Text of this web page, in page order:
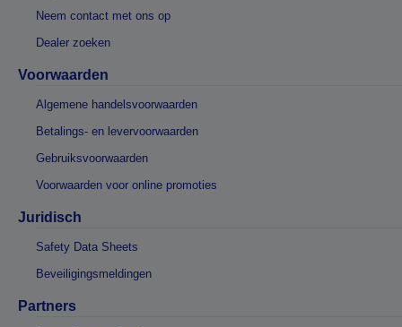
Neem contact met ons op
Dealer zoeken
Voorwaarden
Algemene handelsvoorwaarden
Betalings- en levervoorwaarden
Gebruiksvoorwaarden
Voorwaarden voor online promoties
Juridisch
Safety Data Sheets
Beveiligingsmeldingen
Partners